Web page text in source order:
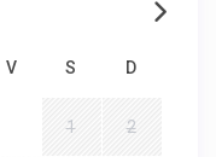
V S D
1 2